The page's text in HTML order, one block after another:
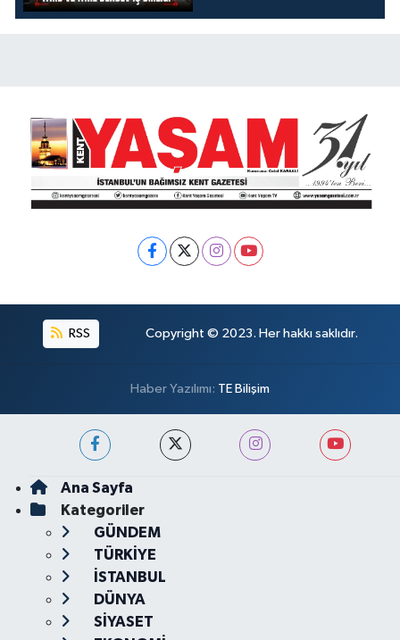
RSS Copyright © 2023. Her hakkı saklıdır.
Haber Yazılımı: TE Bilişim
Ana Sayfa
Kategoriler
GÜNDEM
TÜRKİYE
İSTANBUL
DÜNYA
SİYASET